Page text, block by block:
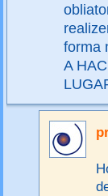
forma
A